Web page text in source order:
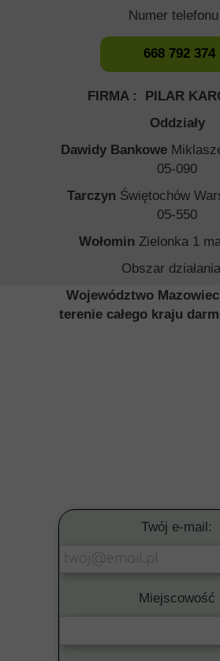
Twój e-mail:
Miejscowość
668 792 374
Numer telefonu
FIRMA : PILAR
Oddziały
Dawidy Bankowe
05-090
Tarczyn Świętochów
05-550
Wołomin Zielonka 1
Obszar
Województwo
terenie całego kraju